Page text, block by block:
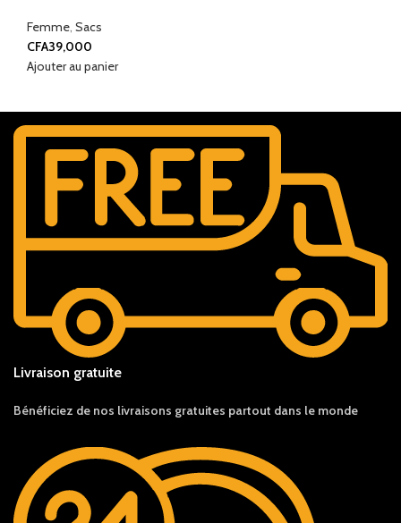
Femme Sacs
CFA39,000
Ajouter au panier
Livraison gratuite
Bénéficiez de nos livraisons gratuites partout dans le monde